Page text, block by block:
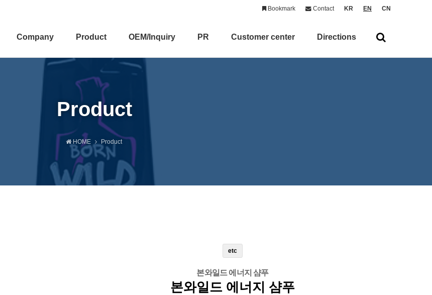
CN
EN
KR
Contact
Bookmark
Company Product OEM/Inquiry PR Customer center Directions
Product
HOME Product
etc
본와일드 에너지 샴푸
본와일드 에너지 샴푸